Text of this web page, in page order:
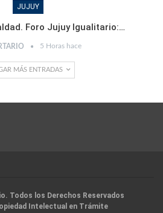
JUJUY
Foro Jujuy Igualitario:…
5 Horas hace
MÁS ENTRADAS
Todos los Derechos Reservados
Intelectual en Trámite